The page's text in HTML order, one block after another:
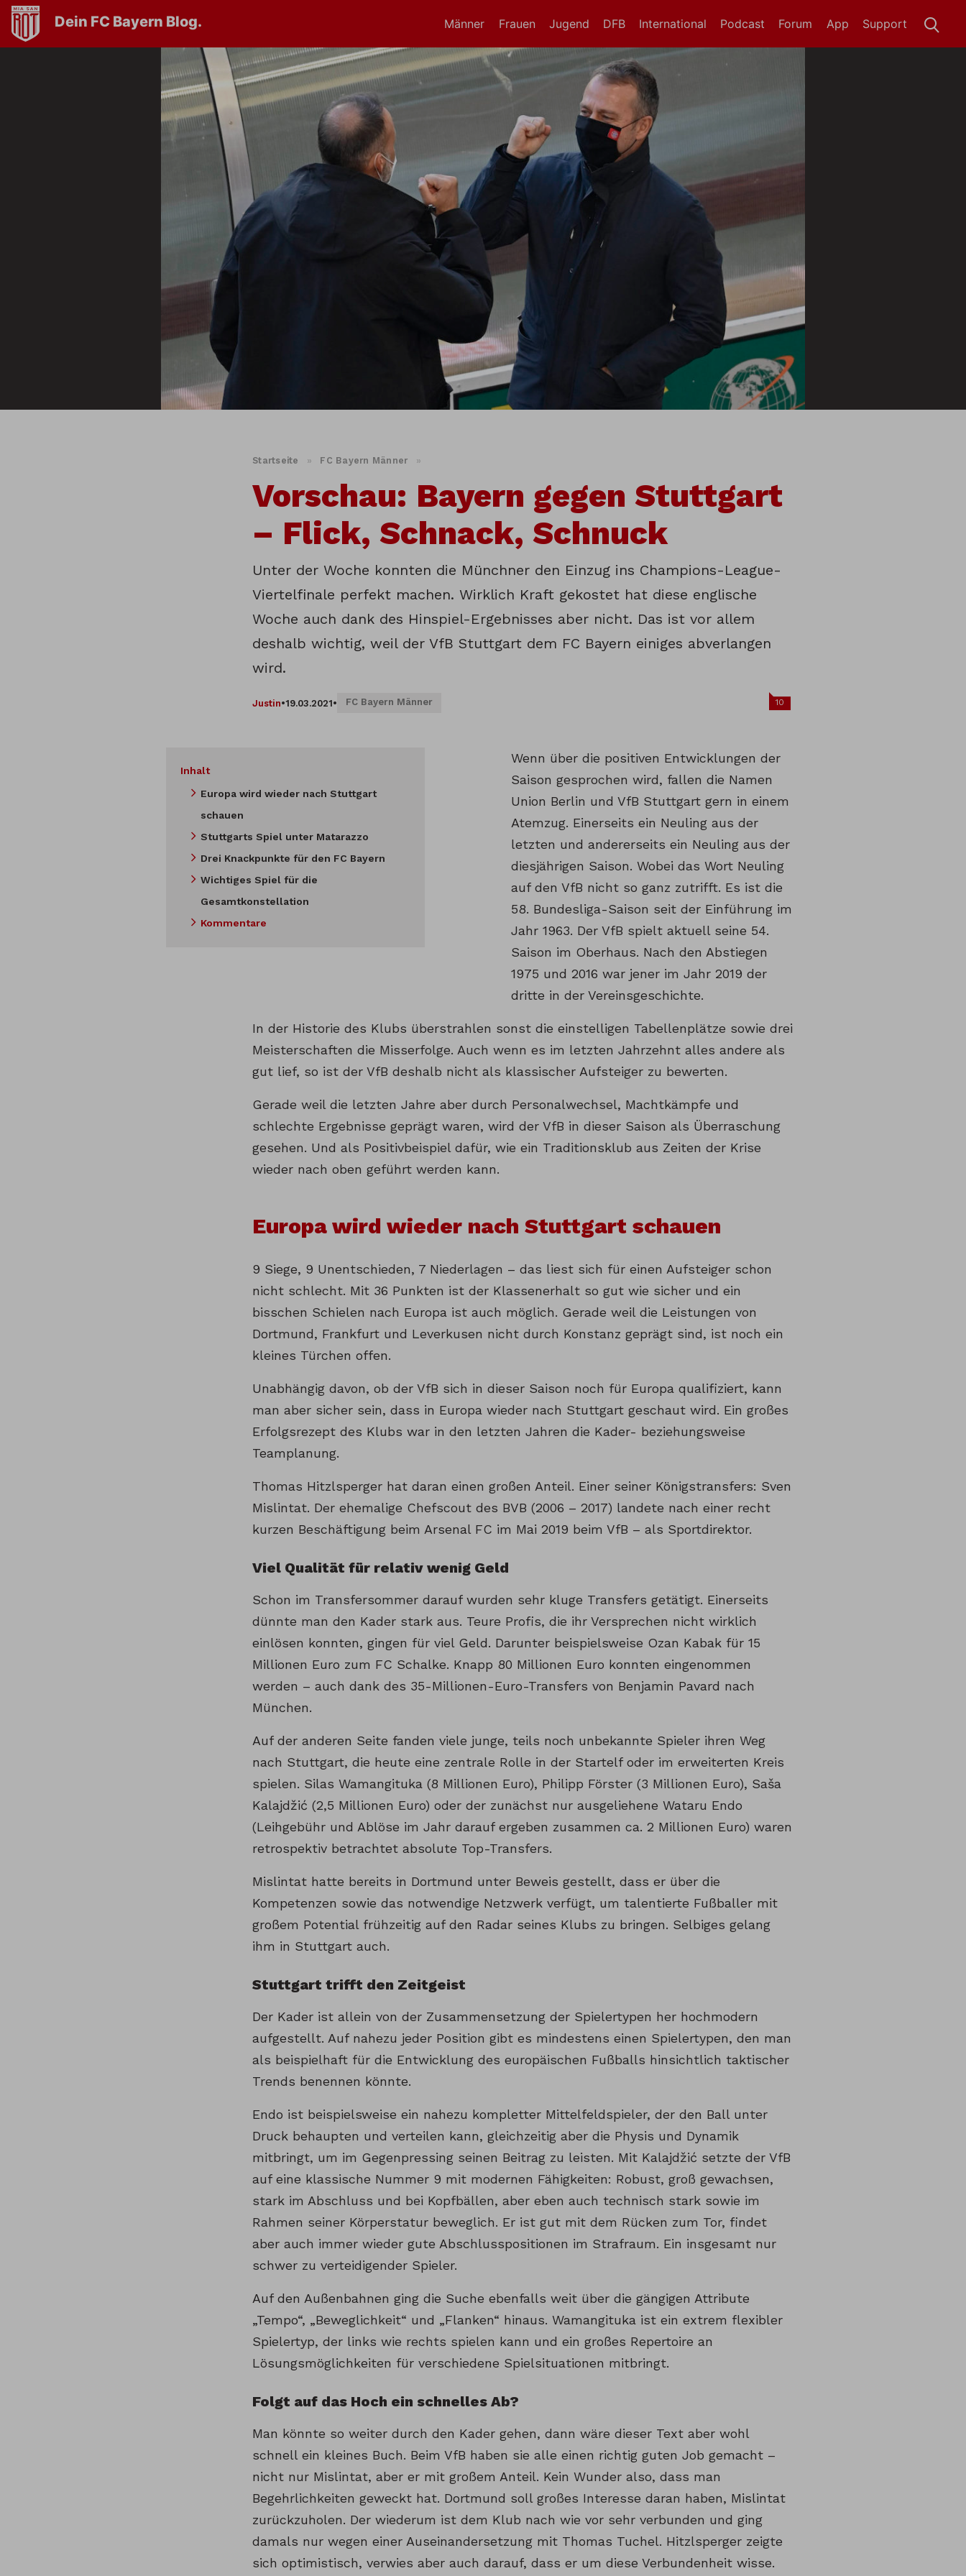
Dein FC Bayern Blog. Männer Frauen Jugend DFB International Support
App
Forum
Podcast
Startseite » FC Bayern Männer »
Vorschau: Bayern gegen Stuttgart
– Flick, Schnack, Schnuck
Unter der Woche konnten die Münchner den Einzug ins Champions-League-
Viertelfinale perfekt machen. Wirklich Kraft gekostet hat diese englische
Woche auch dank des Hinspiel-Ergebnisses aber nicht. Das ist vor allem
deshalb wichtig, weil der VfB Stuttgart dem FC Bayern einiges abverlangen
wird.
Justin•19.03.2021• FC Bayern Männer 10
Inhalt
Europa wird wieder nach Stuttgart
schauen
Stuttgarts Spiel unter Matarazzo
Drei Knackpunkte für den FC Bayern
Wichtiges Spiel für die
Gesamtkonstellation
Kommentare
Wenn über die positiven Entwicklungen der
Saison gesprochen wird, fallen die Namen
Union Berlin und VfB Stuttgart gern in einem
Atemzug. Einerseits ein Neuling aus der
letzten und andererseits ein Neuling aus der
diesjährigen Saison. Wobei das Wort Neuling
auf den VfB nicht so ganz zutrifft. Es ist die
58. Bundesliga-Saison seit der Einführung im
Jahr 1963. Der VfB spielt aktuell seine 54.
Saison im Oberhaus. Nach den Abstiegen
1975 und 2016 war jener im Jahr 2019 der
dritte in der Vereinsgeschichte.
In der Historie des Klubs überstrahlen sonst die einstelligen Tabellenplätze sowie drei
Meisterschaften die Misserfolge. Auch wenn es im letzten Jahrzehnt alles andere als
gut lief, so ist der VfB deshalb nicht als klassischer Aufsteiger zu bewerten.
Gerade weil die letzten Jahre aber durch Personalwechsel, Machtkämpfe und
schlechte Ergebnisse geprägt waren, wird der VfB in dieser Saison als Überraschung
gesehen. Und als Positivbeispiel dafür, wie ein Traditionsklub aus Zeiten der Krise
wieder nach oben geführt werden kann.
Europa wird wieder nach Stuttgart schauen
9 Siege, 9 Unentschieden, 7 Niederlagen – das liest sich für einen Aufsteiger schon
nicht schlecht. Mit 36 Punkten ist der Klassenerhalt so gut wie sicher und ein
bisschen Schielen nach Europa ist auch möglich. Gerade weil die Leistungen von
Dortmund, Frankfurt und Leverkusen nicht durch Konstanz geprägt sind, ist noch ein
kleines Türchen offen.
Unabhängig davon, ob der VfB sich in dieser Saison noch für Europa qualifiziert, kann
man aber sicher sein, dass in Europa wieder nach Stuttgart geschaut wird. Ein großes
Erfolgsrezept des Klubs war in den letzten Jahren die Kader- beziehungsweise
Teamplanung.
Thomas Hitzlsperger hat daran einen großen Anteil. Einer seiner Königstransfers: Sven
Mislintat. Der ehemalige Chefscout des BVB (2006 – 2017) landete nach einer recht
kurzen Beschäftigung beim Arsenal FC im Mai 2019 beim VfB – als Sportdirektor.
Viel Qualität für relativ wenig Geld
Schon im Transfersommer darauf wurden sehr kluge Transfers getätigt. Einerseits
dünnte man den Kader stark aus. Teure Profis, die ihr Versprechen nicht wirklich
einlösen konnten, gingen für viel Geld. Darunter beispielsweise Ozan Kabak für 15
Millionen Euro zum FC Schalke. Knapp 80 Millionen Euro konnten eingenommen
werden – auch dank des 35-Millionen-Euro-Transfers von Benjamin Pavard nach
München.
Auf der anderen Seite fanden viele junge, teils noch unbekannte Spieler ihren Weg
nach Stuttgart, die heute eine zentrale Rolle in der Startelf oder im erweiterten Kreis
spielen. Silas Wamangituka (8 Millionen Euro), Philipp Förster (3 Millionen Euro), Saša
Kalajdžić (2,5 Millionen Euro) oder der zunächst nur ausgeliehene Wataru Endo
(Leihgebühr und Ablöse im Jahr darauf ergeben zusammen ca. 2 Millionen Euro) waren
retrospektiv betrachtet absolute Top-Transfers.
Mislintat hatte bereits in Dortmund unter Beweis gestellt, dass er über die
Kompetenzen sowie das notwendige Netzwerk verfügt, um talentierte Fußballer mit
großem Potential frühzeitig auf den Radar seines Klubs zu bringen. Selbiges gelang
ihm in Stuttgart auch.
Stuttgart trifft den Zeitgeist
Der Kader ist allein von der Zusammensetzung der Spielertypen her hochmodern
aufgestellt. Auf nahezu jeder Position gibt es mindestens einen Spielertypen, den man
als beispielhaft für die Entwicklung des europäischen Fußballs hinsichtlich taktischer
Trends benennen könnte.
Endo ist beispielsweise ein nahezu kompletter Mittelfeldspieler, der den Ball unter
Druck behaupten und verteilen kann, gleichzeitig aber die Physis und Dynamik
mitbringt, um im Gegenpressing seinen Beitrag zu leisten. Mit Kalajdžić setzte der VfB
auf eine klassische Nummer 9 mit modernen Fähigkeiten: Robust, groß gewachsen,
stark im Abschluss und bei Kopfbällen, aber eben auch technisch stark sowie im
Rahmen seiner Körperstatur beweglich. Er ist gut mit dem Rücken zum Tor, findet
aber auch immer wieder gute Abschlusspositionen im Strafraum. Ein insgesamt nur
schwer zu verteidigender Spieler.
Auf den Außenbahnen ging die Suche ebenfalls weit über die gängigen Attribute
„Tempo“, „Beweglichkeit“ und „Flanken“ hinaus. Wamangituka ist ein extrem flexibler
Spielertyp, der links wie rechts spielen kann und ein großes Repertoire an
Lösungsmöglichkeiten für verschiedene Spielsituationen mitbringt.
Folgt auf das Hoch ein schnelles Ab?
Man könnte so weiter durch den Kader gehen, dann wäre dieser Text aber wohl
schnell ein kleines Buch. Beim VfB haben sie alle einen richtig guten Job gemacht –
nicht nur Mislintat, aber er mit großem Anteil. Kein Wunder also, dass man
Begehrlichkeiten geweckt hat. Dortmund soll großes Interesse daran haben, Mislintat
zurückzuholen. Der wiederum ist dem Klub nach wie vor sehr verbunden und ging
damals nur wegen einer Auseinandersetzung mit Thomas Tuchel. Hitzlsperger zeigte
sich optimistisch, verwies aber auch darauf, dass er um diese Verbundenheit wisse.